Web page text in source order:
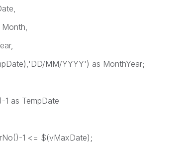
MM/YYYY') as MonthYear;
as TempDate
1 <= $(vMaxDate);